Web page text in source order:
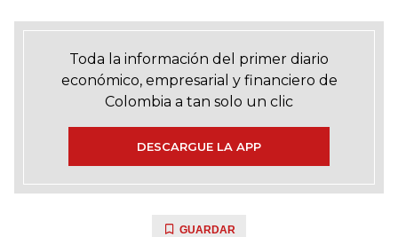
Toda la información del primer diario
económico, empresarial y financiero de
Colombia a tan solo un clic
DESCARGUE LA APP
GUARDAR